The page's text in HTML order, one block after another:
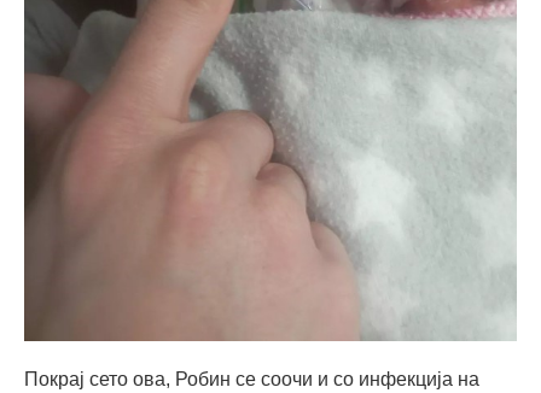
Покрај сето ова, Робин се соочи и со инфекција на